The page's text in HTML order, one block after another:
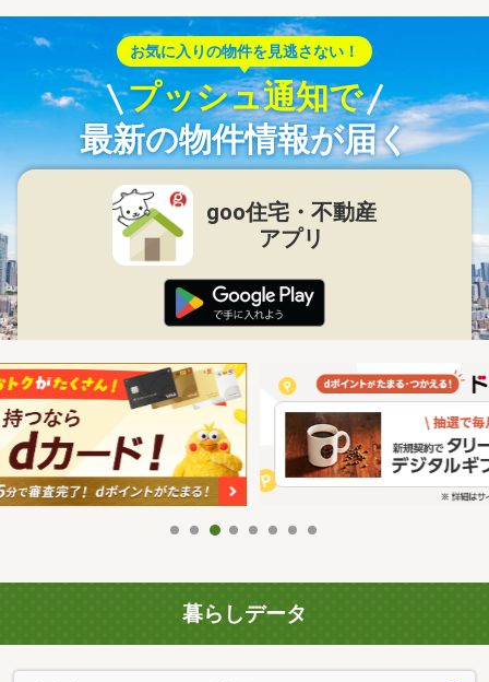
お気に入りの物件を見逃さない！
プッシュ通知で
最新の物件情報が届く
goo住宅・不動産
アプリ
暮らしデータ